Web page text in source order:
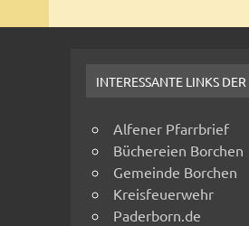
INTERESSANTE LINKS
Alfener Pfarrbrief
Büchereien Borchen
Gemeinde Borchen
Kreisfeuerwehr
Paderborn.de